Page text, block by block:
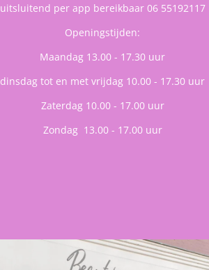
uitsluitend per app bereikbaar 06 55192117
Openingstijden:
Maandag 13.00 - 17.30 uur
dinsdag tot en met vrijdag 10.00 - 17.30 uur
Zaterdag 10.00 - 17.00 uur
Zondag 13.00 - 17.00 uur